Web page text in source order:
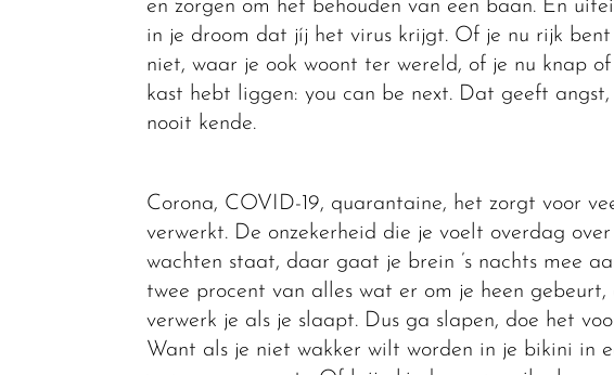
en zorgen om het behouden van een baan. En
in je droom dat jíj het virus krijgt. Of je nu rijk
niet, waar je ook woont ter wereld, of je nu knap
kast hebt liggen: you can be next. Dat geeft
nooit kende.
Corona, COVID-19, quarantaine, het zorgt voor
verwerkt. De onzekerheid die je voelt overdag
wachten staat, daar gaat je brein ’s nachts mee
twee procent van alles wat er om je heen
verwerk je als je slaapt. Dus ga slapen, doe het
Want als je niet wakker wilt worden in je bikini in